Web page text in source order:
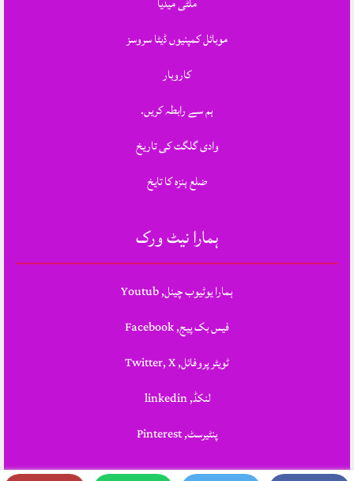
موبائل کمپنیوں ڈیٹا سروسز
کاروبار
ہم سے رابطہ کریں.
وادی گلگت کی تاریخ
ضلع ہنزہ کا تایخ
ہمارا نیٹ ورک
ہمارا یوٹیوب چینل, Youtub
فیس بک پیج, Facebook
ٹویٹر پروفائل, Twitter, X
لنکڈ, linkedin
پنٹیرسٹ, Pinterest